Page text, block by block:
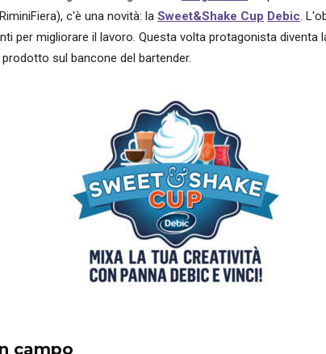
c'è una novità: la Sweet&Shake Cup Debic.
per migliorare il lavoro. Questa volta protagonista diventa
sul bancone del bartender.
campo